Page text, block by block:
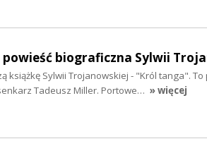
biograficzna Sylwii
książkę Sylwii Trojanowskiej - "Król tanga".
Tadeusz Miller. Portowe… » więcej